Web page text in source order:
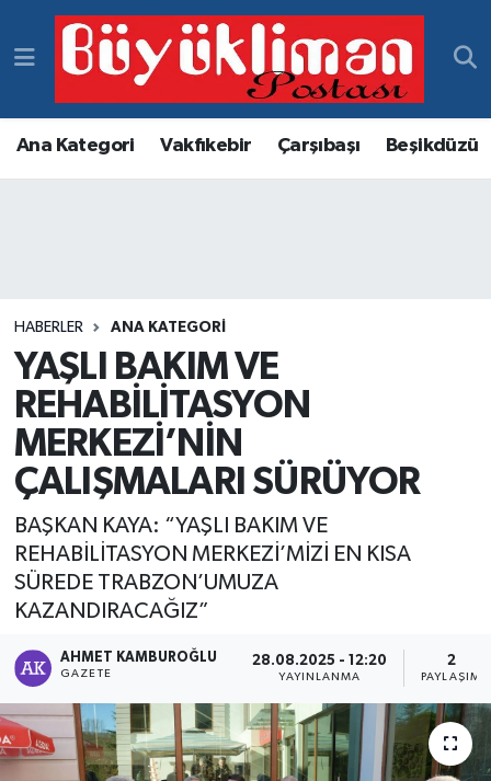
Ana Kategori Vakfıkebir Çarşıbaşı Beşikdüzü
HABERLER ANA KATEGORI
YAŞLI BAKIM VE
REHABİLİTASYON
MERKEZİ’NİN
ÇALIŞMALARI SÜRÜYOR
BAŞKAN KAYA: “YAŞLI BAKIM VE
REHABİLİTASYON MERKEZİ’MİZİ EN KISA
SÜREDE TRABZON’UMUZA
KAZANDIRACAĞIZ”
AHMET KAMBUROĞLU
GAZETE
28.08.2025 - 12:20
YAYINLANMA
2
PAYLAŞIM
Vakfıkebir Hava Durumu
Vakfıkebir Trafik Yoğunluk Haritası
Haber Arşivi